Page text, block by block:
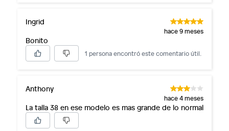
Ingrid
hace 9 meses
Bonito
1 persona encontró este comentario útil.
Anthony
hace 4 meses
La talla 38 en ese modelo es mas grande de lo normal